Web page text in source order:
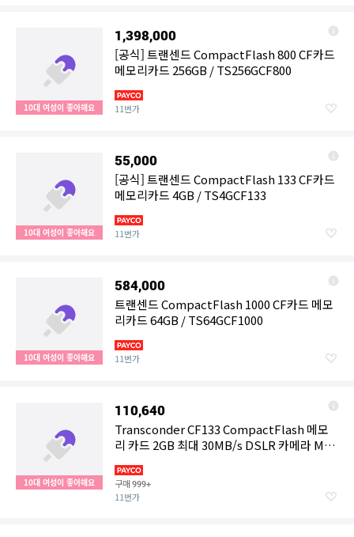
10대 여성이 좋아해요
1,398,000
[공식] 트랜센드 CompactFlash 800 CF카드
메모리카드 256GB / TS256GCF800
11번가
10대 여성이 좋아해요
55,000
[공식] 트랜센드 CompactFlash 133 CF카드
메모리카드 4GB / TS4GCF133
11번가
10대 여성이 좋아해요
584,000
트랜센드 CompactFlash 1000 CF카드 메모
리카드 64GB / TS64GCF1000
11번가
10대 여성이 좋아해요
110,640
Transconder CF133 CompactFlash 메모
리 카드 2GB 최대 30MB/s DSLR 카메라 MLC
구매999+
11번가